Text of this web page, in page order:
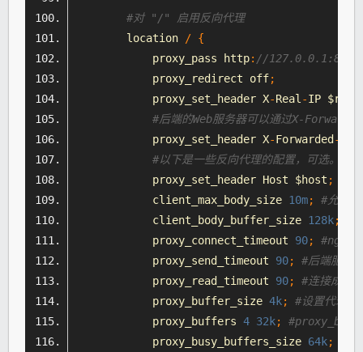
#对 "/" 启用反向代理
        location
/ {
            proxy_pass http
: //127.0.0.1:88;
            proxy_redirect off
;
            proxy_set_header X
-Real -IP
#后端的Web服务器可以通过X-
            proxy_set_header X
-Forwarded -
#以下是一些反向代理的配置，可选。
            proxy_set_header
Host $host ;
            client_max_body_size
10m;
#允许
            client_body_buffer_size
128k;
            proxy_connect_timeout
90;
#nginx
            proxy_send_timeout
90;
#后端服务
            proxy_read_timeout
90;
#连接成功
            proxy_buffer_size
4k;
#设置代理服
            proxy_buffers
4 32k;
            proxy_busy_buffers_size
64k;